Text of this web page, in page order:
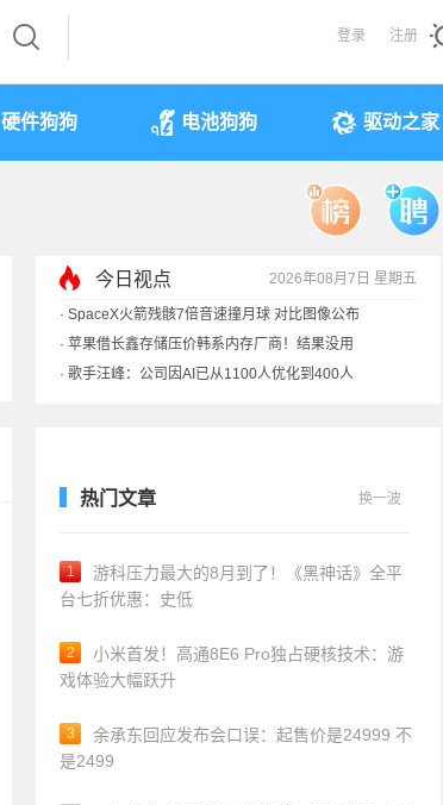
登录 注册
硬件狗狗 电池狗狗 驱动之家
今日视点 2026年08月7日 星期五
· SpaceX火箭残骸7倍音速撞月球 对比图像公布
· 苹果借长鑫存储压价韩系内存厂商！结果没用
· 歌手汪峰：公司因AI已从1100人优化到400人
热门文章 换一波
1
游科压力最大的8月到了！《黑神话》全平
台七折优惠：史低
2
小米首发！高通8E6 Pro独占硬核技术：游
戏体验大幅跃升
3
余承东回应发布会口误：起售价是24999 不
是2499